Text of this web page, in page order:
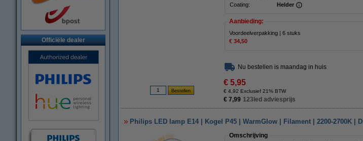
Officiële dealer
Coating:
Helder
Aanbieding:
Voordeelverpakking | 6 stuks
€ 34,50
Nu bestellen is maandag in huis
€ 5,95
€ 4,92 Exclusief 21% BTW
€ 7,99 123led adviesprijs
Philips LED lamp E14 | Kogel P45 | WarmGlow | Filament | 2200-2700K |
Omschrijving